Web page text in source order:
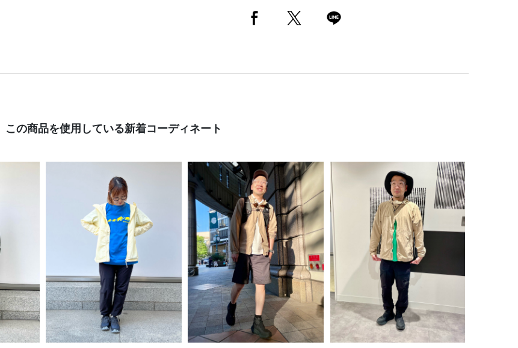
この商品を使用している新着コーディネート